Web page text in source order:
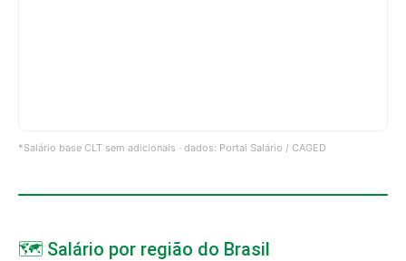
*Salário base CLT sem adicionais · dados: Portal Salário / CAGED
🗺️ Salário por região do Brasil